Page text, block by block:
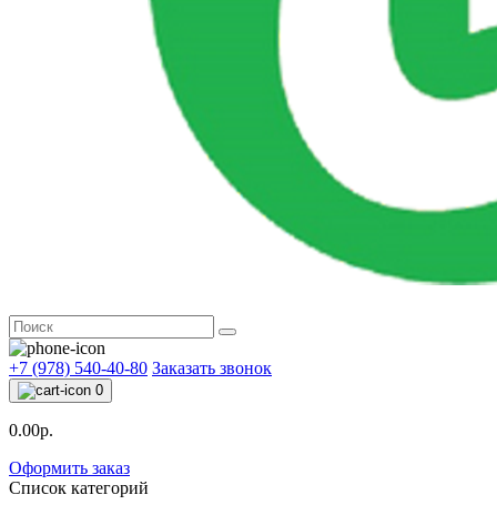
+7 (978) 540-40-80 Заказать звонок
0
0.00р.
Оформить заказ
Список категорий